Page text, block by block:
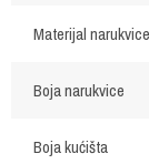
Materijal narukvice
Boja narukvice
Boja kućišta